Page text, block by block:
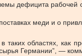
дефицита рабочей
меди и о
областях, как
Германии”, —